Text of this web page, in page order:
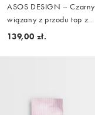
ASOS DESIGN – Czarny
wiązany z przodu top z
wycięciem i baskinką
139,00 zł.